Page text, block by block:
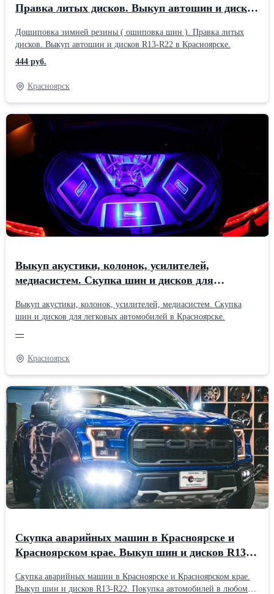
Правка литых дисков. Выкуп автошин и дисков
Дошиповка зимней резины ( ошиповка шин ). Правка литых
дисков. Выкуп автошин и дисков R13-R22 в Красноярске.
444 руб.
Красноярск
Выкуп акустики, колонок, усилителей,
медиасистем. Скупка шин и дисков для
Выкуп акустики, колонок, усилителей, медиасистем. Скупка
шин и дисков для легковых автомобилей в Красноярске.
—
Красноярск
Скупка аварийных машин в Красноярске и
Красноярском крае. Выкуп шин и дисков R13-
в Кр
Скупка аварийных машин в Красноярске и Красноярском крае.
Выкуп шин и дисков R13-R22. Покупка автомобилей в любом